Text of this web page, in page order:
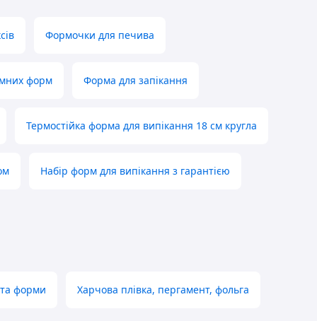
Формочки для печива
форм Форма для запікання
Термостійка форма для випікання 18 см кругла
Набір форм для випікання з гарантією
та форми Харчова плівка, пергамент, фольга